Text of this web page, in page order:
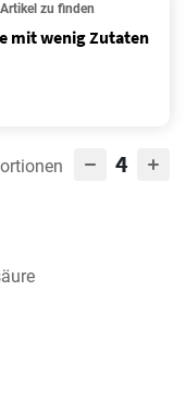
zu finden
mit wenig Zutaten
4